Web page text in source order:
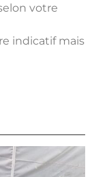
votre
indicatif mais